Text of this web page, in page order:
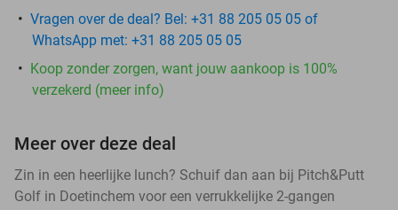
Vragen over de deal? Bel: +31 88 205 05 05 of
WhatsApp met: +31 88 205 05 05
Koop zonder zorgen, want jouw aankoop is 100%
verzekerd (meer info)
Meer over deze deal
Zin in een heerlijke lunch? Schuif dan aan bij Pitch&Putt
Golf in Doetinchem voor een verrukkelijke 2-gangen